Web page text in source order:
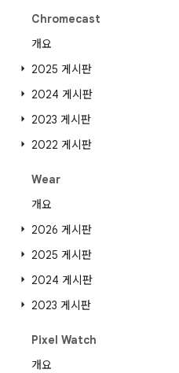
Chromecast
개요
2025 게시판
2024 게시판
2023 게시판
2022 게시판
Wear
개요
2026 게시판
2025 게시판
2024 게시판
2023 게시판
Pixel Watch
개요